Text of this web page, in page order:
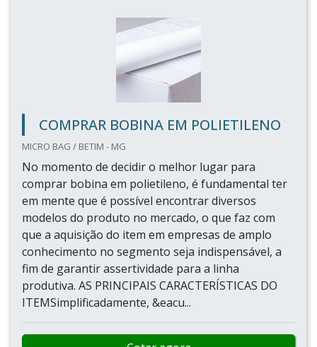
COMPRAR BOBINA EM POLIETILENO
MICRO BAG / BETIM - MG
No momento de decidir o melhor lugar para
comprar bobina em polietileno, é fundamental ter
em mente que é possível encontrar diversos
modelos do produto no mercado, o que faz com
que a aquisição do item em empresas de amplo
conhecimento no segmento seja indispensável, a
fim de garantir assertividade para a linha
produtiva. AS PRINCIPAIS CARACTERÍSTICAS DO
ITEMSimplificadamente, &eacu...